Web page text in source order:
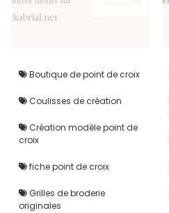
Boutique de point de croix
Coulisses de création
Création modèle point de
croix
fiche point de croix
Grilles de broderie
originales